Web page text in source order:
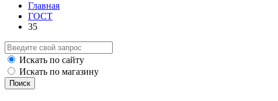
Главная
ГОСТ
35
Искать по сайту
Искать по магазину
Поиск